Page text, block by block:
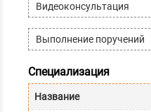
Видеоконсультация
Выполнение поручений
Специализация
Название